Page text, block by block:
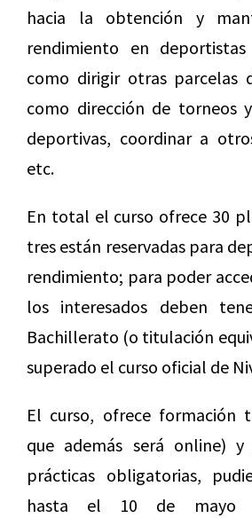
hacia la obtención y
rendimiento en
como dirigir otras parcelas
como dirección de torneos
deportivas, coordinar a
etc.
En total el curso ofrece 30
tres están reservadas para
rendimiento; para poder
los interesados deben
Bachillerato (o titulación
superado el curso oficial de
El curso, ofrece formación
que además será online)
prácticas obligatorias,
hasta el 10 de mayo